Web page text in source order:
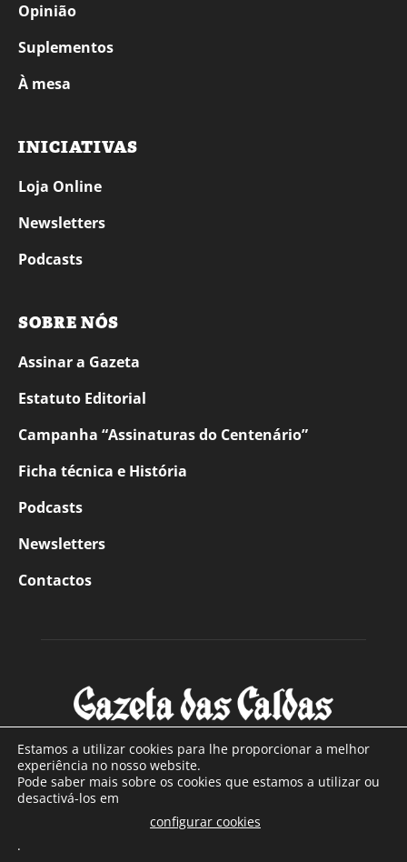
Opinião
Suplementos
À mesa
INICIATIVAS
Loja Online
Newsletters
Podcasts
SOBRE NÓS
Assinar a Gazeta
Estatuto Editorial
Campanha “Assinaturas do Centenário”
Ficha técnica e História
Podcasts
Newsletters
Contactos
SOBRE NÓS
Com sede nas Caldas da Rainha e mais de 90 anos de
Estamos a utilizar cookies para lhe proporcionar a melhor
experiência no nosso website.
Pode saber mais sobre os cookies que estamos a utilizar ou
desactivá-los em
configurar cookies
.